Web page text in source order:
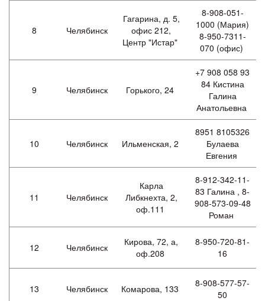
8 Челябинск
Гагарина, д. 5,
офис 212,
Центр "Истар"
8-908-051-
1000 (Мария)
8-950-7311-
070 (офис)
9 Челябинск Горького, 24
+7 908 058 93
84 Кистина
Галина
Анатольевна
10 Челябинск Ильменская, 2
8951 8105326
Булаева
Евгения
11 Челябинск
Карла
Либкнехта, 2,
оф.111
8-912-342-11-
83 Галина , 8-
908-573-09-48
Роман
12 Челябинск
Кирова, 72, а,
оф.208
8-950-720-81-
16
13 Челябинск Комарова, 133
8-908-577-57-
50